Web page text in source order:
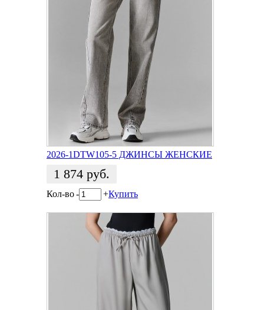
2026-1DTW105-5 ДЖИНСЫ ЖЕНСКИЕ
1 874 руб.
Кол-во- +Купить